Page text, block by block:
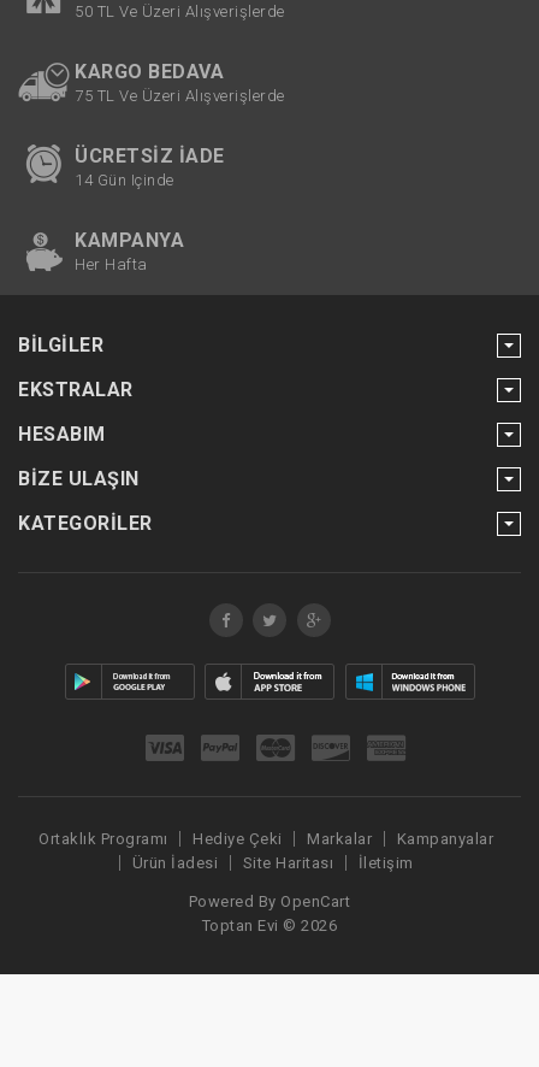
50 TL Ve Üzeri Alışverişlerde
KARGO BEDAVA
75 TL Ve Üzeri Alışverişlerde
ÜCRETSIZ İADE
14 Gün Içinde
KAMPANYA
Her Hafta
BILGILER
EKSTRALAR
HESABIM
BIZE ULAŞIN
KATEGORILER
Ortaklık Programı Hediye Çeki Markalar
Kampanyalar
Ürün İadesi
Site Haritası İletişim
Powered By OpenCart
Toptan Evi © 2026